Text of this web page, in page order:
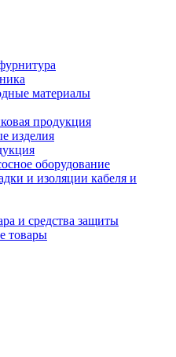
материалы
продукция
изделия
оборудование
и изоляции кабеля и
и средства защиты
товары